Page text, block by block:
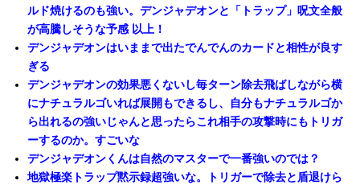
ルド焼けるのも強い。デンジャデオンと「トラップ」呪文全般
が高騰しそうな予感 以上！
デンジャデオンはいままで出たでんでんのカードと相性が良す
ぎる
デンジャデオンの効果悪くないし毎ターン除去飛ばしながら横
にナチュラルゴいれば展開もできるし、自分もナチュラルゴか
ら出れるの強いじゃんと思ったらこれ相手の攻撃時にもトリガ
ーするのか。すごいな
デンジャデオンくんは自然のマスターで一番強いのでは？
地獄極楽トラップ黙示録超強いな。トリガーで除去と盾退けら